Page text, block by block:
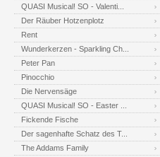
QUASI Musical! SO - Valenti...
Der Räuber Hotzenplotz
Rent
Wunderkerzen - Sparkling Ch...
Peter Pan
Pinocchio
Die Nervensäge
QUASI Musical! SO - Easter ...
Fickende Fische
Der sagenhafte Schatz des T...
The Addams Family